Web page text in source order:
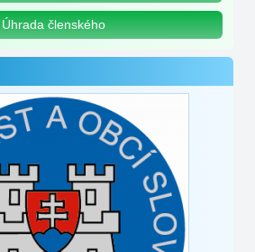
Úhrada členského